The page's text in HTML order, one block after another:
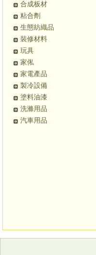
合成板材
粘合劑
生態紡織品
裝修材料
玩具
家俬
家電產品
製冷設備
塗料油漆
洗滌用品
汽車用品